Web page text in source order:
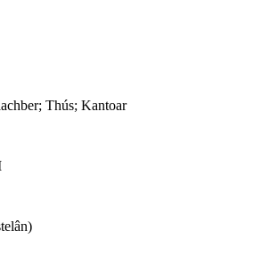
Thús; Kantoar